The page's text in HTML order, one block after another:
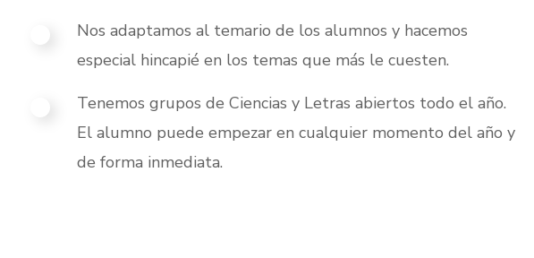
Nos adaptamos al temario de los alumnos y hacemos
especial hincapié en los temas que más le cuesten.
Tenemos grupos de Ciencias y Letras abiertos todo el año.
El alumno puede empezar en cualquier momento del año y
de forma inmediata.